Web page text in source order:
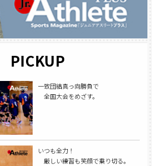
PICKUP
一致団結真っ向勝負で
全国大会をめざす。
いつも全力！
厳しい練習も笑顔で乗り切る。